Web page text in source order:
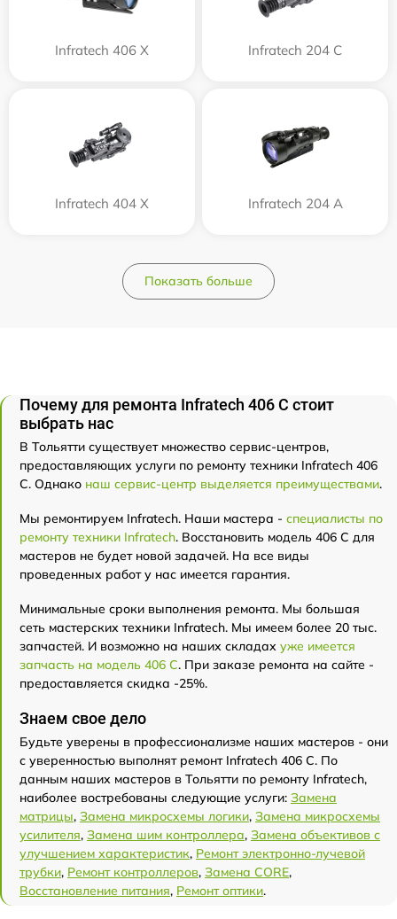
Infratech 406 Х Infratech 204 С
Infratech 404 Х Infratech 204 А
Показать больше
Почему для ремонта Infratech 406 С стоит
выбрать нас
В Тольятти существует множество сервис-центров,
предоставляющих услуги по ремонту техники Infratech 406
С. Однако наш сервис-центр выделяется преимуществами.
Мы ремонтируем Infratech. Наши мастера - специалисты по
ремонту техники Infratech. Восстановить модель 406 С для
мастеров не будет новой задачей. На все виды
проведенных работ у нас имеется гарантия.
Минимальные сроки выполнения ремонта. Мы большая
сеть мастерских техники Infratech. Мы имеем более 20 тыс.
запчастей. И возможно на наших складах уже имеется
запчасть на модель 406 С. При заказе ремонта на сайте -
предоставляется скидка -25%.
Знаем свое дело
Будьте уверены в профессионализме наших мастеров - они
с уверенностью выполнят ремонт Infratech 406 С. По
данным наших мастеров в Тольятти по ремонту Infratech,
наиболее востребованы следующие услуги: Замена
матрицы, Замена микросхемы логики, Замена микросхемы
усилителя, Замена шим контроллера, Замена объективов с
улучшением характеристик, Ремонт электронно-лучевой
трубки, Ремонт контроллеров, Замена CORE,
Восстановление питания, Ремонт оптики.